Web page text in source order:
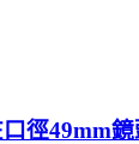
徑49mm